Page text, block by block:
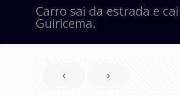
Carro sai da estrada e
Guiricema.